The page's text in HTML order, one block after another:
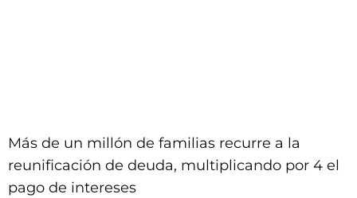
Más de un millón de familias recurre a la
reunificación de deuda, multiplicando por 4 el
pago de intereses